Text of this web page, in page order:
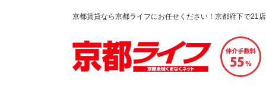
京都賃貸なら京都ライフにお任せください！京都府下で21